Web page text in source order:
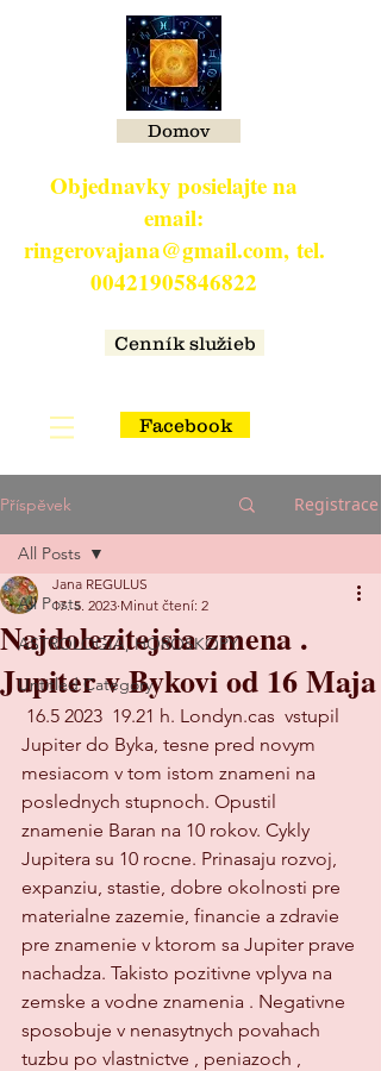
Domov
Objednavky posielajte na
email:
ringerovajana@gmail.com, tel.
00421905846822
Cenník služieb
Facebook
Příspěvek Registrace
All Posts
ASTROLOGIA, HOROSKOPY
Untitled Category
All Posts
Najdolezitejsia zmena .
Jupiter v Bykovi od 16 Maja
Jana REGULUS
17. 5. 2023 Minut čtení: 2
Jupiter do Byka, tesne pred novym
mesiacom v tom istom znameni na
poslednych stupnoch. Opustil
znamenie Baran na 10 rokov. Cykly
Jupitera su 10 rocne. Prinasaju rozvoj,
expanziu, stastie, dobre okolnosti pre
materialne zazemie, financie a zdravie
pre znamenie v ktorom sa Jupiter prave
nachadza. Takisto pozitivne vplyva na
zemske a vodne znamenia . Negativne
sposobuje v nenasytnych povahach
tuzbu po vlastnictve , peniazoch ,